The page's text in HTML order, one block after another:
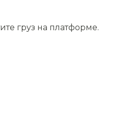
груз на платформе.